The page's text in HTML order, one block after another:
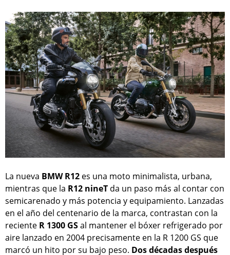
La nueva BMW R12 es una moto minimalista, urbana,
mientras que la R12 nineT da un paso más al contar con
semicarenado y más potencia y equipamiento. Lanzadas
en el año del centenario de la marca, contrastan con la
reciente R 1300 GSal mantener el bóxer refrigerado por
aire lanzado en 2004 precisamente en la R 1200 GS que
marcó un hito por su bajo peso. Dos décadas después